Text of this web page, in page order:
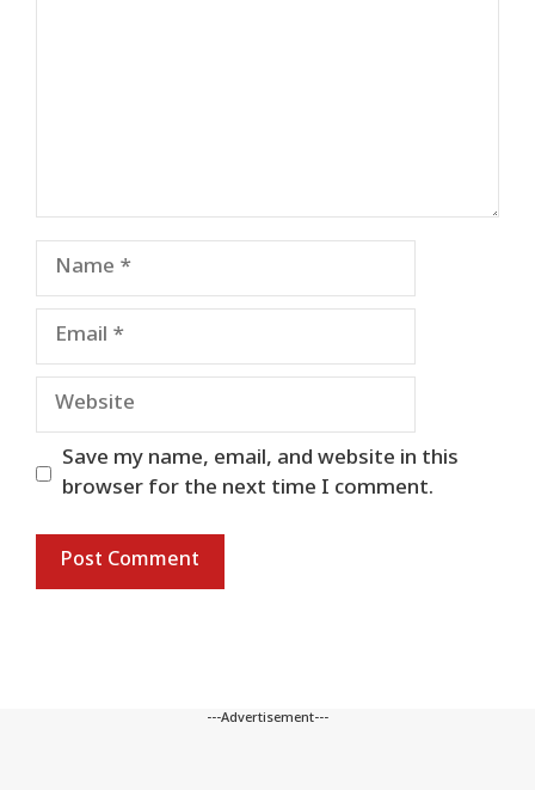
Name
Email
Website
Save my name, email, and website in this
browser for the next time I comment.
---Advertisement---